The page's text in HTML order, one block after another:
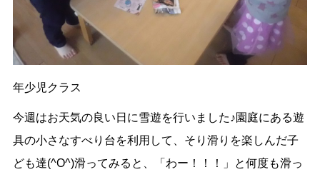
年少児クラス
今週はお天気の良い日に雪遊を行いました♪園庭にある遊
具の小さなすべり台を利用して、そり滑りを楽しんだ子
ども達(^O^)滑ってみると、「わー！！！」と何度も滑っ